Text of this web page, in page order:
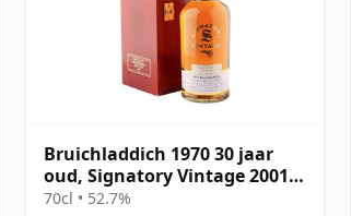
Bruichladdich 1970 30 jaar
oud, Signatory Vintage 2001
Rare Reserve
70cl • 52.7%